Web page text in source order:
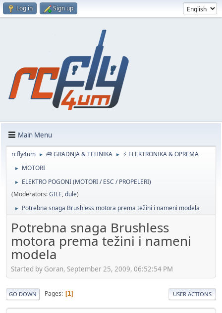
Log in Sign up
Main Menu
rcfly4um ► 🧰 GRADNJA & TEHNIKA ► ⚡ ELEKTRONIKA & OPREMA
► MOTORI
►
ELEKTRO POGONI (MOTORI / ESC / PROPELERI)
(Moderators:GILE,dule)
► Potrebna snaga Brushless motora prema težini i nameni modela
Potrebna snaga Brushless
motora prema težini i nameni
modela
Started by Goran, September 25, 2009, 06:52:54 PM
GO DOWN Pages 1 USER ACTIONS